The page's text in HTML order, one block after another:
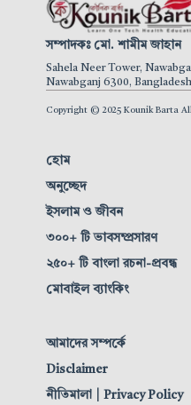
সম্পাদকঃ মো. শামীম জাহান
Sahela Neer Tower,
Nawabganj 6300, Bangladesh
Copyright © 2025 Kounik Barta
হোম
অনুচ্ছেদ
ইসলাম ও জীবন
৩০০+ টি ভাবসম্প্রসারণ
২৫০+ টি বাংলা রচনা-প্রবন্ধ
মোবাইল ব্যাংকিং
আমাদের সম্পর্কে
Disclaimer
নীতিমালা | Privacy Policy